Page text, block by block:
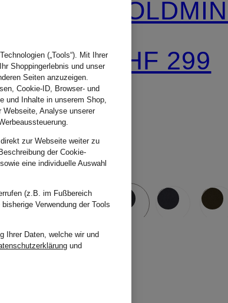
LONG mit
Isolierung
CHF 299
(„Tools“). Mit Ihrer
Shoppingerlebnis und unser
Seiten anzuzeigen.
Cookie-ID, Browser- und
und Inhalte in unserem Shop,
Webseite, Analyse unserer
zur Webseite weiter zu
der Cookie-
eine individuelle Auswahl
(z.B. im Fußbereich
Verwendung der Tools
Ihrer Daten, welche wir und
und